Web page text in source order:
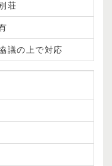
荘
議の上で対応